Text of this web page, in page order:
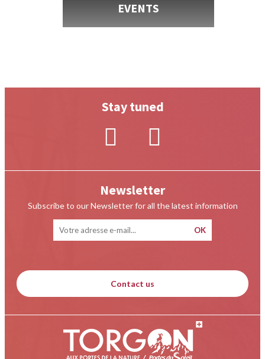
EVENTS
Newsletter
Subscribe to our Newsletter for all the latest information
Stay tuned
Contact us